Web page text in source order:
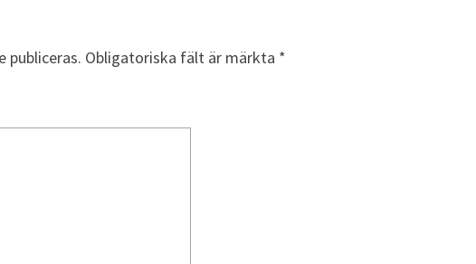
publiceras. Obligatoriska fält är märkta *